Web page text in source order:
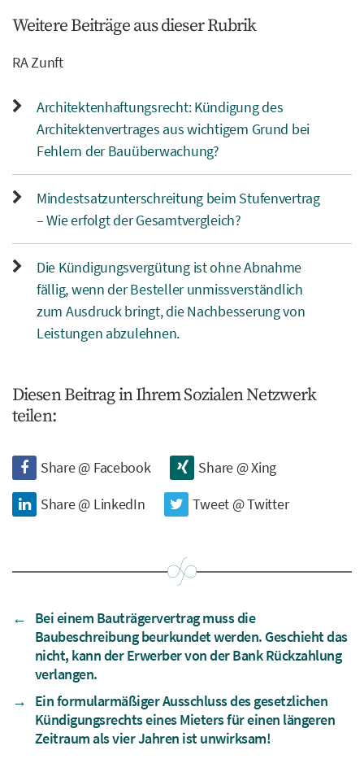
Weitere Beiträge aus dieser Rubrik
RA Zunft
Architektenhaftungsrecht: Kündigung des
Architektenvertrages aus wichtigem Grund bei
Fehlern der Bauüberwachung?
Mindestsatzunterschreitung beim Stufenvertrag
– Wie erfolgt der Gesamtvergleich?
Die Kündigungsvergütung ist ohne Abnahme
fällig, wenn der Besteller unmissverständlich
zum Ausdruck bringt, die Nachbesserung von
Leistungen abzulehnen.
Diesen Beitrag in Ihrem Sozialen Netzwerk
teilen:
Share @ Facebook
Share @ Xing
Share @ LinkedIn
Tweet @ Twitter
←
Bei einem Bauträgervertrag muss die
Baubeschreibung beurkundet werden. Geschieht das
nicht, kann der Erwerber von der Bank Rückzahlung
verlangen.
→
Ein formularmäßiger Ausschluss des gesetzlichen
Kündigungsrechts eines Mieters für einen längeren
Zeitraum als vier Jahren ist unwirksam!